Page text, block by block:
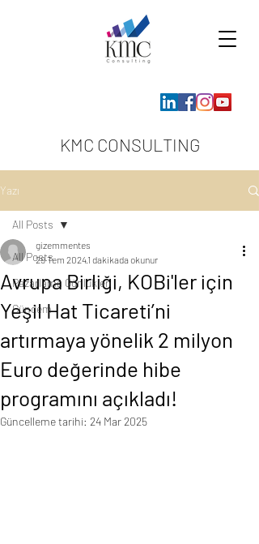
KMC CONSULTING
Yazı
All Posts
Pazarlama Günlükleri
Gündem
All Posts
Avrupa Birliği, KOBi'ler için
Yeşil Hat Ticareti’ni
artırmaya yönelik 2 milyon
Euro değerinde hibe
programını açıkladı!
gizemmentes
29 Tem 20241 dakikada okunur
Güncelleme tarihi: 24 Mar 2025